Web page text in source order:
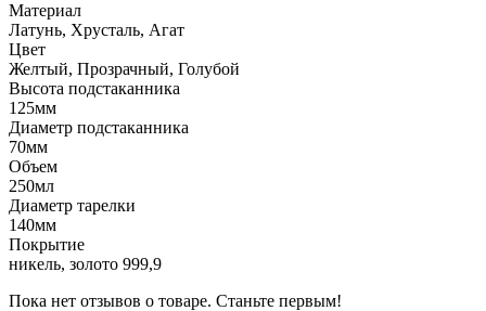
Материал
Латунь, Хрусталь, Агат
Цвет
Желтый, Прозрачный, Голубой
Высота подстаканника
125мм
Диаметр подстаканника
70мм
Объем
250мл
Диаметр тарелки
140мм
Покрытие
никель, золото 999,9
Пока нет отзывов о товаре. Станьте первым!